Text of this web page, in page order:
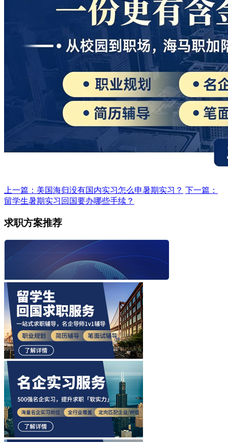
上一篇：美国海归没有国内实习怎么申暑期实习？ 下一篇：
留学生暑期实习回国要办哪些手续？
求职方案推荐